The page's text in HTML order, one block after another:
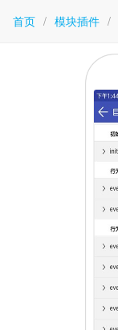
首页 / 模块插件 /